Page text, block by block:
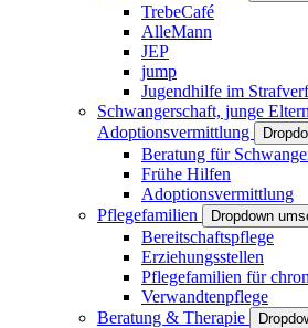
TrebeCafé
AlleMann
JEP
jump
Jugendhilfe im
Schwangerschaft, junge
Adoptionsvermittlung
Beratung für
Frühe Hilfen
Adoptionsvermittlung
Pflegefamilien
Dropdown
Bereitschaftspflege
Erziehungsstellen
Pflegefamilien für
Verwandtenpflege
Beratung & Therapie